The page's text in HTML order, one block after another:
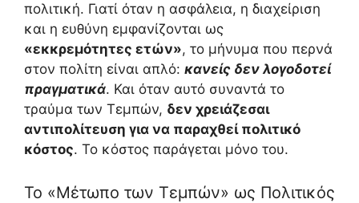
πολιτική. Γιατί όταν η ασφάλεια, η διαχείριση
και η ευθύνη εμφανίζονται ως
«εκκρεμότητες ετών», το μήνυμα που περνά
στον πολίτη είναι απλό: κανείς δεν λογοδοτεί
πραγματικά. Και όταν αυτό συναντά το
τραύμα των Τεμπών, δεν χρειάζεσαι
αντιπολίτευση για να παραχθεί πολιτικό
κόστος. Το κόστος παράγεται μόνο του.
Το «Μέτωπο των Τεμπών» ως Πολιτικός